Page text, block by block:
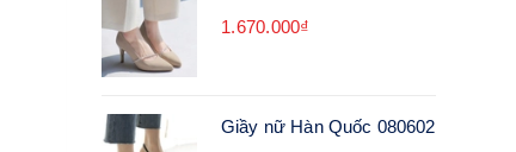
1.670.000₫
Giầy nữ Hàn Quốc 080602